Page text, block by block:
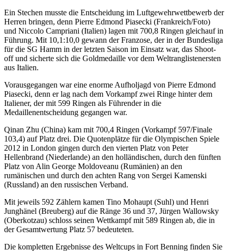
Ein Stechen musste die Entscheidung im Luftgewehrwettbewerb der
Herren bringen, denn Pierre Edmond Piasecki (Frankreich/Foto)
und Niccolo Campriani (Italien) lagen mit 700,8 Ringen gleichauf in
Führung. Mit 10,1:10,0 gewann der Franzose, der in der Bundesliga
für die SG Hamm in der letzten Saison im Einsatz war, das Shoot-
off und sicherte sich die Goldmedaille vor dem Weltranglistenersten
aus Italien.
Vorausgegangen war eine enorme Aufholjagd von Pierre Edmond
Piasecki, denn er lag nach dem Vorkampf zwei Ringe hinter dem
Italiener, der mit 599 Ringen als Führender in die
Medaillenentscheidung gegangen war.
Qinan Zhu (China) kam mit 700,4 Ringen (Vorkampf 597/Finale
103,4) auf Platz drei. Die Quotenplätze für die Olympischen Spiele
2012 in London gingen durch den vierten Platz von Peter
Hellenbrand (Niederlande) an den holländischen, durch den fünften
Platz von Alin George Moldoveanu (Rumänien) an den
rumänischen und durch den achten Rang von Sergei Kamenski
(Russland) an den russischen Verband.
Mit jeweils 592 Zählern kamen Tino Mohaupt (Suhl) und Henri
Junghänel (Breuberg) auf die Ränge 36 und 37, Jürgen Wallowsky
(Oberkotzau) schloss seinen Wettkampf mit 589 Ringen ab, die in
der Gesamtwertung Platz 57 bedeuteten.
Die kompletten Ergebnisse des Weltcups in Fort Benning finden Sie